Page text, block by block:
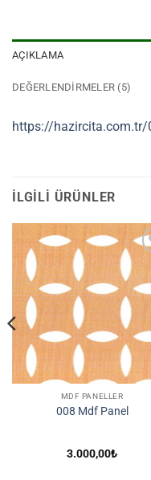
AÇIKLAMA
DEĞERLENDIRMELER (5)
https://hazircita.com.tr/
İLGILI ÜRÜNLER
MDF PANELLER
008 Mdf Panel
3.000,00₺